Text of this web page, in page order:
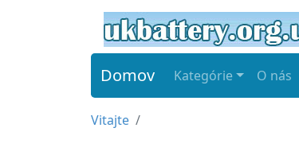
Domov Kategórie O nás
Vitajte